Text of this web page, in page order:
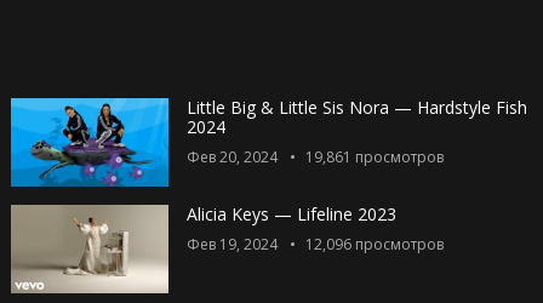
Little Big & Little Sis Nora — Hardstyle Fish
2024
Фев 20, 2024 19,861 просмотров
Alicia Keys — Lifeline 2023
Фев 19, 2024 12,096просмотров